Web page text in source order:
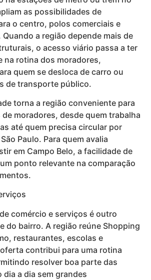
as possibilidades de
o centro, polos comerciais e
a região depende mais de
o acesso viário passa a ter
na rotina dos moradores,
quem se desloca de carro ou
de transporte público.
torna a região conveniente para
moradores, desde quem trabalha
até quem precisa circular por
Paulo. Para quem avalia
em Campo Belo, a facilidade de
ponto relevante na comparação
comércio e serviços é outro
do bairro. A região reúne Shopping
restaurantes, escolas e
contribui para uma rotina
resolver boa parte das
dia a dia sem grandes